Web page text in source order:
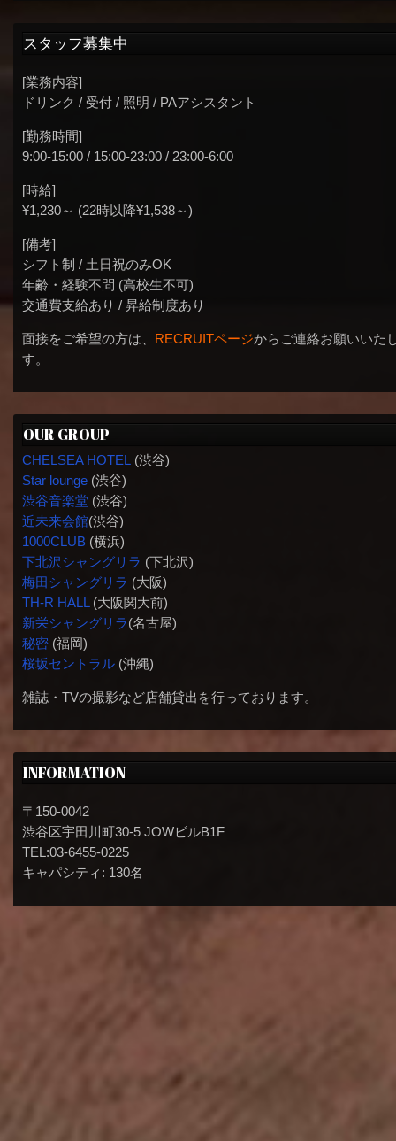
スタッフ募集中
[業務内容]
ドリンク / 受付 / 照明 / PAアシスタント
[勤務時間]
9:00-15:00 / 15:00-23:00 / 23:00-6:00
[時給]
¥1,230～ (22時以降¥1,538～)
[備考]
シフト制 / 土日祝のみOK
年齢・経験不問 (高校生不可)
交通費支給あり / 昇給制度あり
面接をご希望の方は、 RECRUITページからご連絡お願いいた
す。
OUR GROUP
CHELSEA HOTEL (渋谷)
Star lounge(渋谷)
渋谷音楽堂(渋谷)
近未来会館(渋谷)
1000CLUB(横浜)
下北沢シャングリラ (下北沢)
梅田シャングリラ (大阪)
TH-R HALL(大阪関大前)
新栄シャングリラ(名古屋)
秘密(福岡)
桜坂セントラル(沖縄)
雑誌・TVの撮影など店舗貸出を行っております。
INFORMATION
〒150-0042
渋谷区宇田川町30-5 JOWビルB1F
TEL:03-6455-0225
キャパシティ: 130名